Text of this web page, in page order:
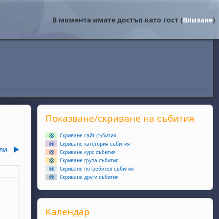
В момента имате достъп като гост (Влизане)
▶︎
6 юнинеделя, 7 юни
Supplementary blocks
Прескочи Показване/скриване на събития
Показване/скриване на събития
Скриване сайт събития
Скриване категория събития
Скриване курс събития
Скриване група събития
Скриване потребител събития
Скриване други събития
Прескочи Календар
Календар